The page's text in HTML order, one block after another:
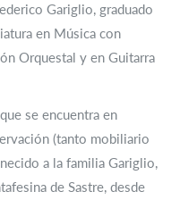
Gariglio, graduado
en Música con
Orquestal y en Guitarra
se encuentra en
(tanto mobiliario
a la familia Gariglio,
de Sastre, desde